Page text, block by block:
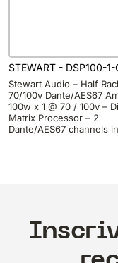
STEWART - DSP100-1-
Stewart Audio – Half
70/100v Dante/AES67
100w x 1 @ 70 / 100v –
Matrix Processor – 2
Dante/AES67 channels in